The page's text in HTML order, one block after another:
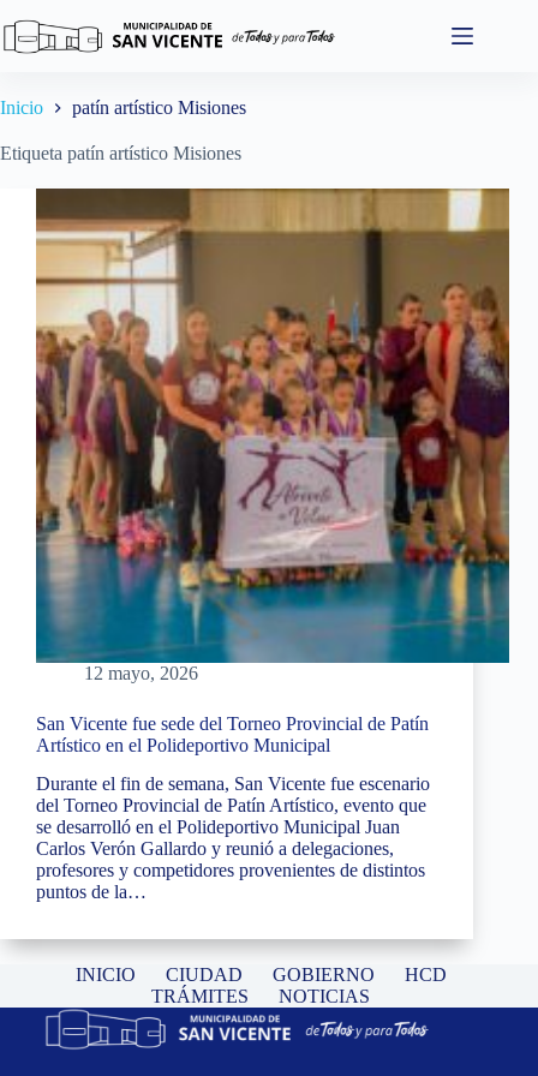
al
contenido
Inicio patín artístico Misiones
Etiqueta patín artístico Misiones
12 mayo, 2026
San Vicente fue sede del Torneo Provincial de Patín
Artístico en el Polideportivo Municipal
Durante el fin de semana, San Vicente fue escenario
del Torneo Provincial de Patín Artístico, evento que
se desarrolló en el Polideportivo Municipal Juan
Carlos Verón Gallardo y reunió a delegaciones,
profesores y competidores provenientes de distintos
puntos de la…
INICIO CIUDAD GOBIERNO
HCD
TRÁMITES
NOTICIAS